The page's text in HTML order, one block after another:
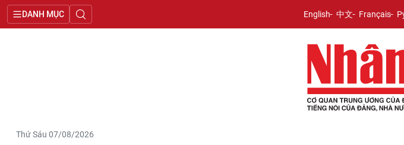
DANH MỤC English 中文 Français
Thứ Sáu 07/08/2026